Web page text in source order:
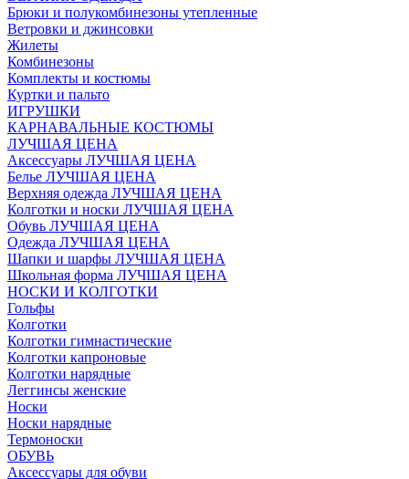
Брюки и полукомбинезоны утепленные
Ветровки и джинсовки
Жилеты
Комбинезоны
Комплекты и костюмы
Куртки и пальто
ИГРУШКИ
КАРНАВАЛЬНЫЕ КОСТЮМЫ
ЛУЧШАЯ ЦЕНА
Аксессуары ЛУЧШАЯ ЦЕНА
Белье ЛУЧШАЯ ЦЕНА
Верхняя одежда ЛУЧШАЯ ЦЕНА
Колготки и носки ЛУЧШАЯ ЦЕНА
Обувь ЛУЧШАЯ ЦЕНА
Одежда ЛУЧШАЯ ЦЕНА
Шапки и шарфы ЛУЧШАЯ ЦЕНА
Школьная форма ЛУЧШАЯ ЦЕНА
НОСКИ И КОЛГОТКИ
Гольфы
Колготки
Колготки гимнастические
Колготки капроновые
Колготки нарядные
Леггинсы женские
Носки
Носки нарядные
Термоноски
ОБУВЬ
Аксессуары для обуви